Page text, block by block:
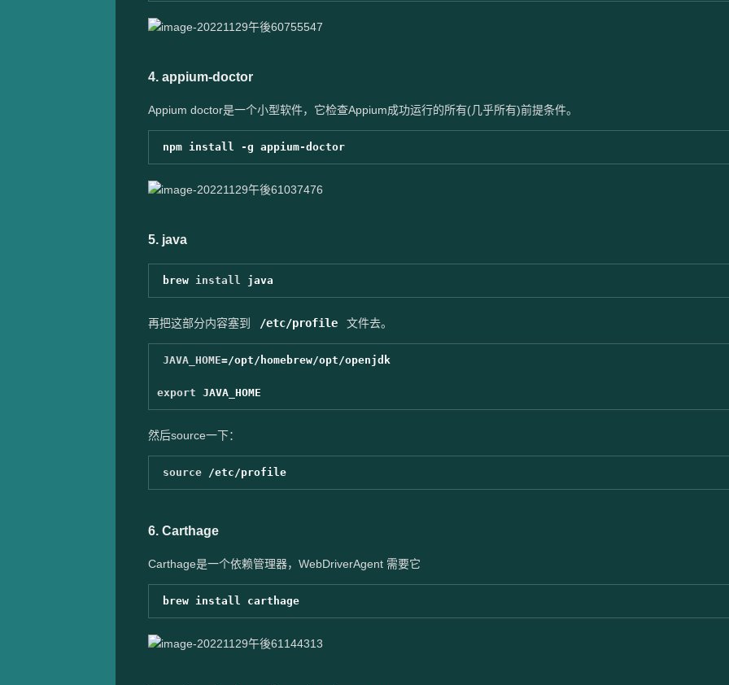
4. appium-doctor
Appium doctor是一个小型软件，它检查Appium成功运行的所有(几乎所有)前提条件。
npm install -g appium-doctor
5. java
brew install
再把这部分内容塞到 /etc/profile 文件去。
JAVA_HOME=/opt/homebrew/opt/openjdk
export
然后source一下：
source /etc/profile
6. Carthage
Carthage是一个依赖管理器，WebDriverAgent 需要它
brew install carthage